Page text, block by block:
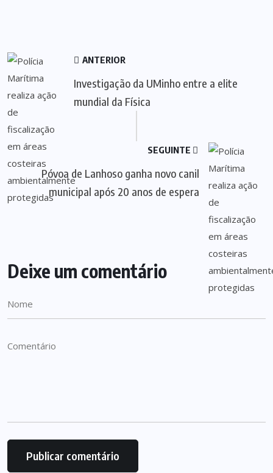
ANTERIOR
Investigação da UMinho entre a elite
mundial da Física
SEGUINTE
Póvoa de Lanhoso ganha novo canil
municipal após 20 anos de espera
Deixe um comentário